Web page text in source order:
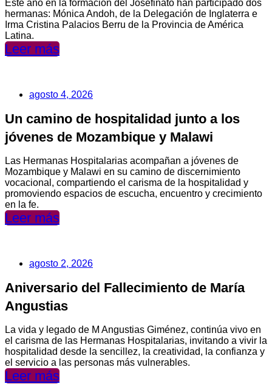
Este año en la formación del Josefinato han participado dos
hermanas: Mónica Andoh, de la Delegación de Inglaterra e
Irma Cristina Palacios Berru de la Provincia de América
Latina.
Leer más
agosto 4, 2026
Un camino de hospitalidad junto a los
jóvenes de Mozambique y Malawi
Las Hermanas Hospitalarias acompañan a jóvenes de
Mozambique y Malawi en su camino de discernimiento
vocacional, compartiendo el carisma de la hospitalidad y
promoviendo espacios de escucha, encuentro y crecimiento
en la fe.
Leer más
agosto 2, 2026
Aniversario del Fallecimiento de María
Angustias
La vida y legado de M Angustias Giménez, continúa vivo en
el carisma de las Hermanas Hospitalarias, invitando a vivir la
hospitalidad desde la sencillez, la creatividad, la confianza y
el servicio a las personas más vulnerables.
Leer más